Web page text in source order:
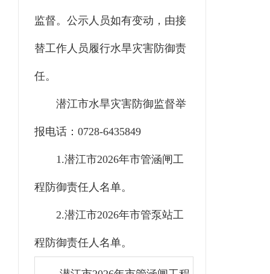
监督。公示人员如有变动，由接
替工作人员履行水旱灾害防御责
任。
潜江市水旱灾害防御监督举
报电话： 0728-6435849
1.潜江市2026年市管涵闸工
程防御责任人名单。
2.潜江市2026年市管泵站工
程防御责任人名单。